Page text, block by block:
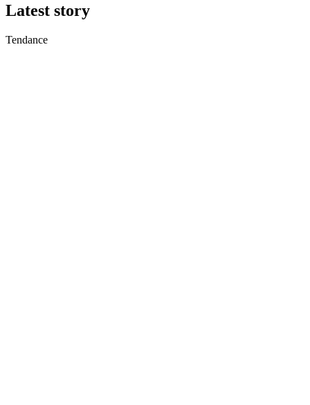
Latest story
Tendance